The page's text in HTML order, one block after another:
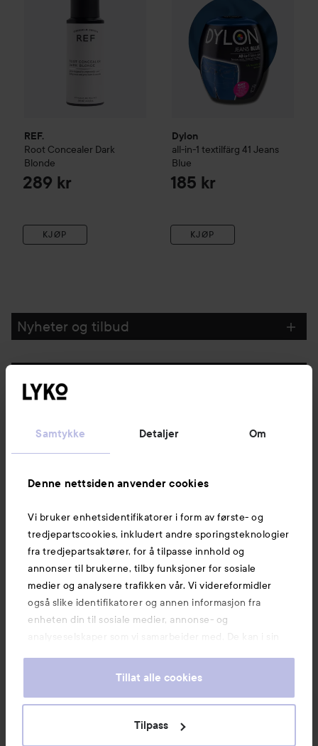
Samtykke Detaljer Om
Denne nettsiden anvender cookies
Vi bruker enhetsidentifikatorer i form av første- og
tredjepartscookies, inkludert andre sporingsteknologier
fra tredjepartsaktører, for å tilpasse innhold og
annonser til brukerne, tilby funksjoner for sosiale
medier og analysere trafikken vår. Vi videreformidler
også slike identifikatorer og annen informasjon fra
enheten din til sosiale medier, annonse- og
analyseselskaper som vi samarbeider med. De kan i sin
informasjon som du har oppgitt eller som de har samlet
våre cookies ved å fortsette å bruke nettsiden vår. For
informasjon om hvordan du kan endre innstillingene for
Tillat alle cookies
Tilpass
REF.
Root Concealer Dark
Blonde
289 kr
KJØP
Dylon
all-in-1 textilfärg 41 Jeans
Blue
185 kr
KJØP
Nyheter og tilbud
Kundeservice
Informasjon
Også av interesse